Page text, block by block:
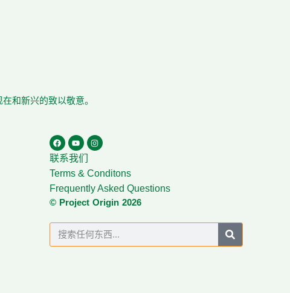
和新兴的致以敬意。
联系我们
Terms & Conditons
Frequently Asked Questions
© Project Origin 2026